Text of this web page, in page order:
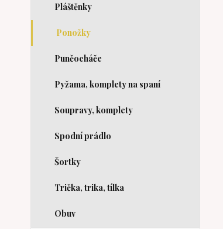
Pláštěnky
Ponožky
Punčocháče
Pyžama, komplety na spaní
Soupravy, komplety
Spodní prádlo
Šortky
Trička, trika, tílka
Obuv